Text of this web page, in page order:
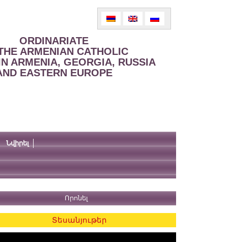
ORDINARIATE
ARMENIAN CATHOLIC
ARMENIA, GEORGIA, RUSSIA
EASTERN EUROPE
Նվիրել
Տեսանյութեր